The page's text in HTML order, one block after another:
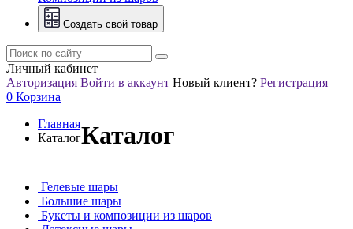
Создать свой товар
Личный кабинет
Авторизация Войти в аккаунт Новый клиент? Регистрация
0 Корзина
Главная
КаталогКаталог
Гелевые шары
Большие шары
Букеты и композиции из шаров